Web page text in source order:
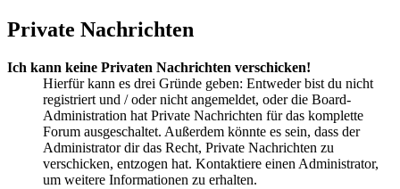
Private Nachrichten
Ich kann keine Privaten Nachrichten verschicken!
Hierfür kann es drei Gründe geben: Entweder bist du nicht
registriert und / oder nicht angemeldet, oder die Board-
Administration hat Private Nachrichten für das komplette
Forum ausgeschaltet. Außerdem könnte es sein, dass der
Administrator dir das Recht, Private Nachrichten zu
verschicken, entzogen hat. Kontaktiere einen Administrator,
um weitere Informationen zu erhalten.